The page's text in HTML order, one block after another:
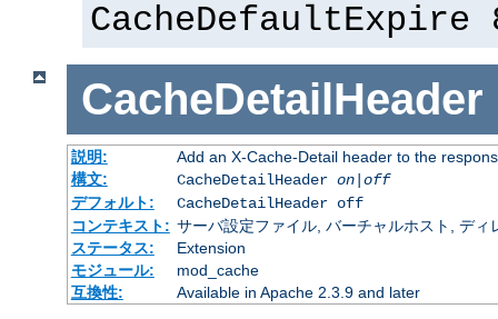
CacheDefaultExpire
CacheDetailHeader
説明:
Add an X-Cache-Detail header to the
構文:
CacheDetailHeader on|off
デフォルト:
CacheDetailHeader off
コンテキスト: サーバ設定ファイル, バーチャルホスト, ディ
ステータス:
Extension
モジュール:
mod_cache
互換性:
Available in Apache 2.3.9 and later